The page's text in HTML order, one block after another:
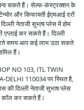
सकते हैं। सेल्फ-कंस्ट्रक्शन के
और किफायती ईएमआई दरों
नेताजी सुभाष प्लेस में होम
कर सकते हैं। दिल्ली
समय आप कई लाभ उठा सकते
हैं।
NO 103, ITL TWIN
DELHI 110034 पर स्थित है,
की दिल्ली नेताजी सुभाष प्लेस
कॉल कर सकते हैं।